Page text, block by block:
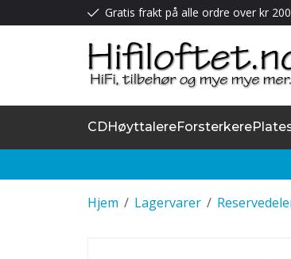
Gratis frakt på alle ordre over kr
CDHøyttalereForsterkere
/
Hjem /
Lagervarer